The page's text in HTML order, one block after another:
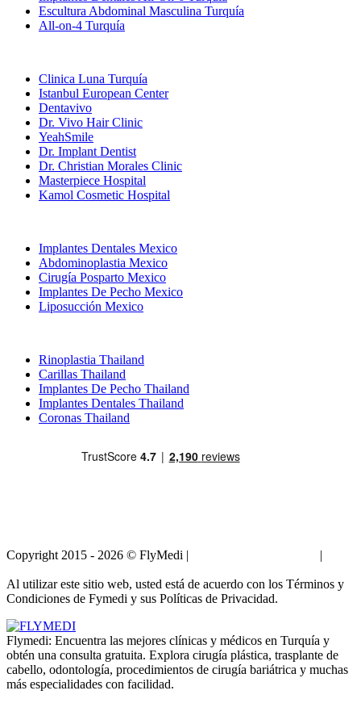
Escultura Abdominal Masculina Turquía
All-on-4 Turquía
Clinica Luna Turquía
Istanbul European Center
Dentavivo
Dr. Vivo Hair Clinic
YeahSmile
Dr. Implant Dentist
Dr. Christian Morales Clinic
Masterpiece Hospital
Kamol Cosmetic Hospital
Implantes Dentales Mexico
Abdominoplastia Mexico
Cirugía Posparto Mexico
Implantes De Pecho Mexico
Liposucción Mexico
Rinoplastia Thailand
Carillas Thailand
Implantes De Pecho Thailand
Implantes Dentales Thailand
Coronas Thailand
Copyright 2015 - 2026 © FlyMedi |
|
Al utilizar este sitio web, usted está de acuerdo con los Términos y
Condiciones de Fymedi y sus Políticas de Privacidad.
Flymedi: Encuentra las mejores clínicas y médicos en Turquía y
obtén una consulta gratuita. Explora cirugía plástica, trasplante de
cabello, odontología, procedimientos de cirugía bariátrica y muchas
más especialidades con facilidad.